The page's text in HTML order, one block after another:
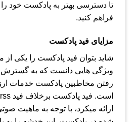
تا دسترسی بهتر به پادکست خود را
فراهم کنید.
مزایای فید پادکست
شاید بتوان فید پادکست را یکی از
ویژگی هایی دانست که به گسترش
رفتن مخاطبین پادکست خدمات
ارائه میکرد، با توجه به ماهیت